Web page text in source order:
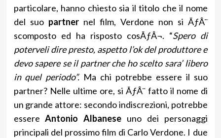
particolare, hanno chiesto sia il titolo che il nome
del suo partnernel film, Verdone non si ÃƒÂ¨
scomposto ed ha risposto cosÃƒÂ¬. “Spero di
poterveli dire presto, aspetto l’ok del produttore e
devo sapere se il partner che ho scelto sara’ libero
in quel periodo”. Ma chi potrebbe essere il suo
partner? Nelle ultime ore, si ÃƒÂ¨ fatto il nome di
un grande attore: secondo indiscrezioni, potrebbe
essereAntonio Albanese uno dei personaggi
principali del prossimo film di Carlo Verdone. I due